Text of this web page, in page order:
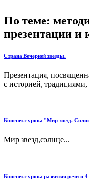
По теме:
презентации и
Страна Вечерней звезды.
Презентация,
с историей,
Конспект урока "Мир звезд.
Мир звезд,солнце...
Конспект урока развития речи в